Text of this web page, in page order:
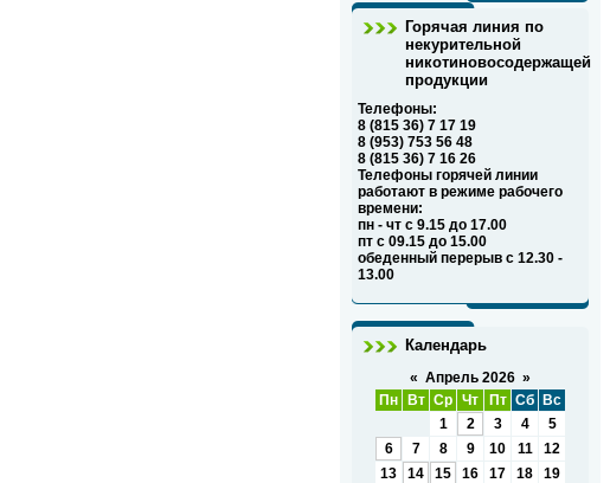
Горячая линия по
некурительной
никотиновосодержащей
продукции
Телефоны:
8 (815 36) 7 17 19
8 (953) 753 56 48
8 (815 36) 7 16 26
Телефоны горячей линии
работают в режиме рабочего
времени:
пн - чт с 9.15 до 17.00
пт с 09.15 до 15.00
обеденный перерыв с 12.30 -
13.00
Календарь
« Апрель 2026 »
Пн
Вт Ср Чт Пт Сб
Вс
1
2 3 4
5
6
7 8 9 10 11
12
13
14 15 16 17 18
19